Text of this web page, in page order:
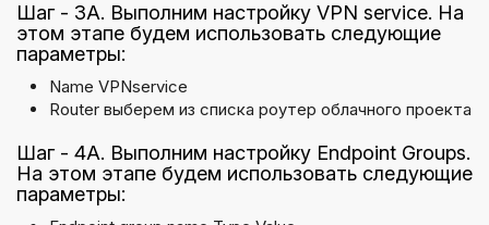
Шаг - 3A. Выполним настройку VPN service. На
этом этапе будем использовать следующие
параметры:
Name VPNservice
Router выберем из списка роутер облачного проекта
Шаг - 4A. Выполним настройку Endpoint Groups.
На этом этапе будем использовать следующие
параметры: